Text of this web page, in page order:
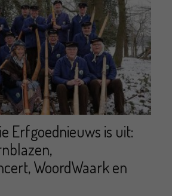
Erfgoednieuws is uit:
WoordWaark en